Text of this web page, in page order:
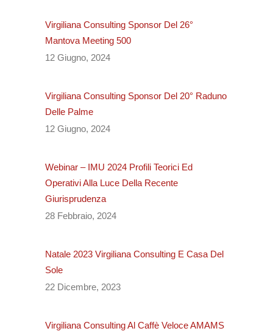
Virgiliana Consulting Sponsor Del 26°
Mantova Meeting 500
12 Giugno, 2024
Virgiliana Consulting Sponsor Del 20° Raduno
Delle Palme
12 Giugno, 2024
Webinar – IMU 2024 Profili Teorici Ed
Operativi Alla Luce Della Recente
Giurisprudenza
28 Febbraio, 2024
Natale 2023 Virgiliana Consulting E Casa Del
Sole
22 Dicembre, 2023
Virgiliana Consulting Al Caffè Veloce AMAMS